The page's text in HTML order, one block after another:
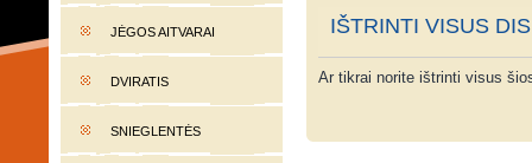
JĖGOS AITVARAI
DVIRATIS
SNIEGLENTĖS
IŠTRINTI VISUS
Ar tikrai norite ištrinti visus